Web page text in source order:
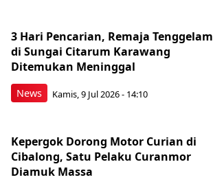
News
3 Hari Pencarian, Remaja Tenggelam
di Sungai Citarum Karawang
Ditemukan Meninggal
Kamis, 9 Jul 2026 - 14:10
Kepergok Dorong Motor Curian di
Cibalong, Satu Pelaku Curanmor
Diamuk Massa